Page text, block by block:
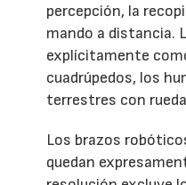
percepción, la
mando a distancia.
explícitamente
cuadrúpedos, los
terrestres con
Los brazos
quedan